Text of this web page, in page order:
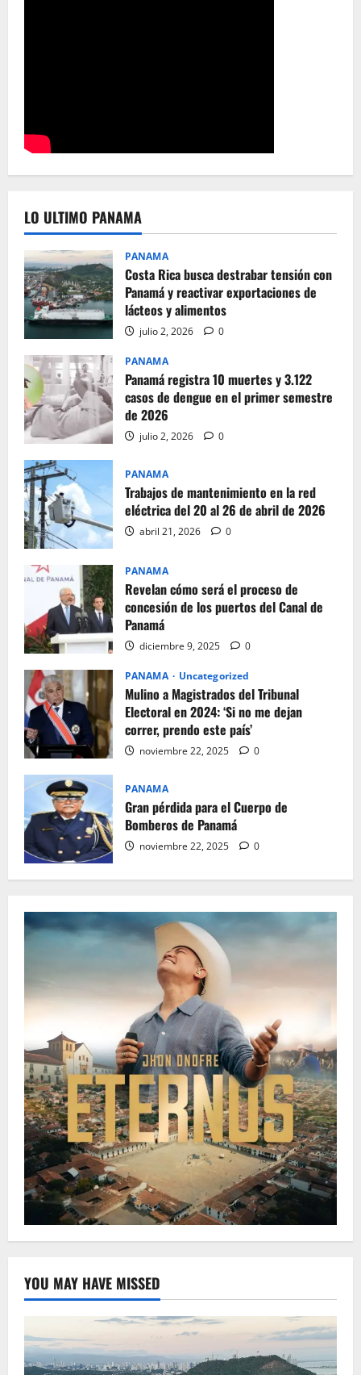
LO ULTIMO PANAMA
PANAMA
Costa Rica busca destrabar tensión con
Panamá y reactivar exportaciones de
lácteos y alimentos
julio 2, 2026 0
PANAMA
Panamá registra 10 muertes y 3.122
casos de dengue en el primer semestre
de 2026
julio 2, 2026 0
PANAMA
Trabajos de mantenimiento en la red
eléctrica del 20 al 26 de abril de 2026
abril 21, 2026 0
PANAMA
Revelan cómo será el proceso de
concesión de los puertos del Canal de
Panamá
diciembre 9, 2025 0
PANAMA Uncategorized
Mulino a Magistrados del Tribunal
Electoral en 2024: ‘Si no me dejan
correr, prendo este país’
noviembre 22, 2025 0
PANAMA
Gran pérdida para el Cuerpo de
Bomberos de Panamá
noviembre 22, 2025 0
YOU MAY HAVE MISSED